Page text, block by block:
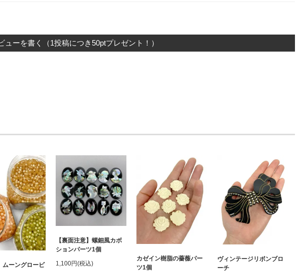
ーを書く（1投稿につき50ptプレゼント！）
ムーングロービ
【裏面注意】螺鈿風カボ
ションパーツ1個
1,100円(税込)
カゼイン樹脂の薔薇パー
ツ1個
ヴィンテージリボンブロ
ーチ